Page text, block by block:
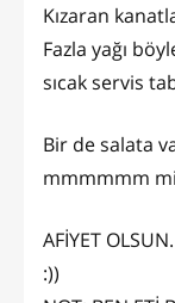
Kızaran
Fazla yağı
sıcak servis
Bir de salata
mmmmmm
AFİYET
:))